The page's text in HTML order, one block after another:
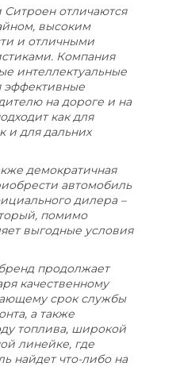
отличаются
высоким
и отличными
Компания
интеллектуальные
эффективные
на дороге и на
как для
и для дальних
демократичная
автомобиль
дилера –
помимо
выгодные условия
продолжает
качественному
срок службы
а также
топлива, широкой
линейке, где
найдет что-либо на